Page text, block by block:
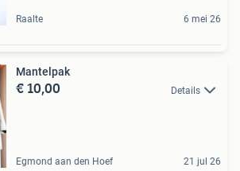
Raalte 6 mei 26
Mantelpak
€ 10,00 Details
Egmond aan den Hoef 21 jul 26